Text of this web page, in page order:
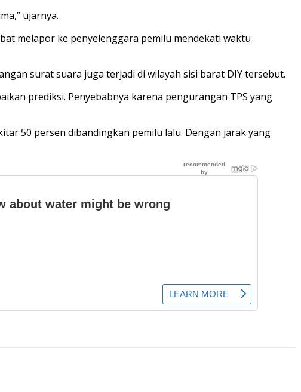
ujarnya.
melapor ke penyelenggara pemilu mendekati waktu
surat suara juga terjadi di wilayah sisi barat DIY tersebut.
prediksi. Penyebabnya karena pengurangan TPS yang
50 persen dibandingkan pemilu lalu. Dengan jarak yang